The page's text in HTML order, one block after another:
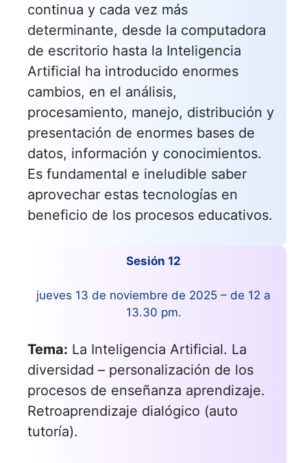
continua y cada vez más
determinante, desde la computadora
de escritorio hasta la Inteligencia
Artificial ha introducido enormes
cambios, en el análisis,
procesamiento, manejo, distribución y
presentación de enormes bases de
datos, información y conocimientos.
Es fundamental e ineludible saber
aprovechar estas tecnologías en
beneficio de los procesos educativos.
Sesión 12
jueves 13 de noviembre de 2025 – de 12 a
13.30 pm.
Tema: La Inteligencia Artificial. La
diversidad – personalización de los
procesos de enseñanza aprendizaje.
Retroaprendizaje dialógico (auto
tutoría).